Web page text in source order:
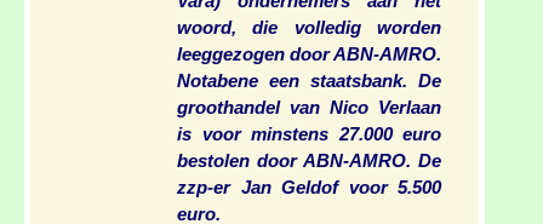
woord, die volledig worden
leeggezogen door ABN-AMRO.
Notabene een staatsbank. De
groothandel van Nico Verlaan
is voor minstens 27.000 euro
bestolen door ABN-AMRO. De
zzp-er Jan Geldof voor 5.500
euro.